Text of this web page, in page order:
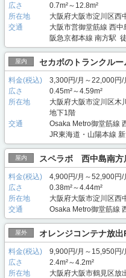
広さ
0.7m²～12.8m²
所在地
大阪府大阪市淀川区西
交通
大阪市営御堂筋線 西
阪急京都本線 南方駅
屋内 セカボのトランクル
料金(税込)
3,300円/月～22,000円/
広さ
0.45m²～4.59m²
所在地
大阪府大阪市淀川区木
地下1階
交通
Osaka Metro御堂筋線
JR東海道・山陽本線
屋内 スペラボ 西中島南方
料金(税込)
4,900円/月～52,900円/
広さ
0.38m²～4.44m²
所在地
大阪府大阪市淀川区西
交通
Osaka Metro御堂筋線
屋外 オレンジコンテナ放出
料金(税込)
9,900円/月～15,950円/
広さ
2.4m²～4.2m²
所在地
大阪府大阪市鶴見区放